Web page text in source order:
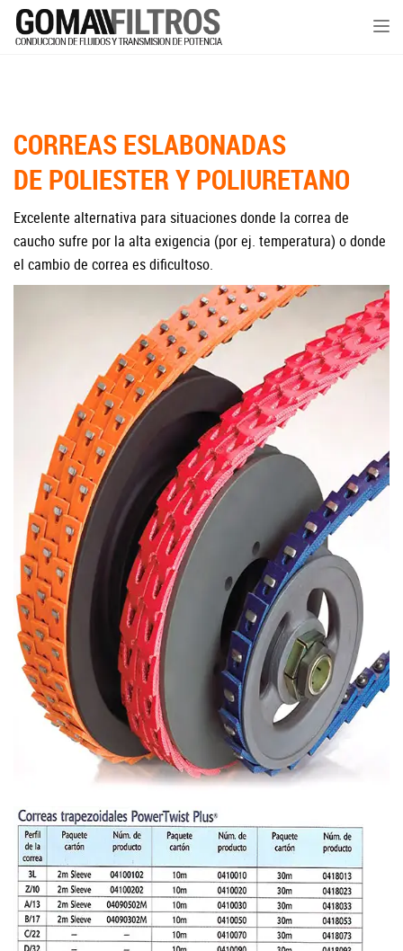
CORREAS ESLABONADAS
DE POLIESTER Y POLIURETANO
Excelente alternativa para situaciones donde la correa de
caucho sufre por la alta exigencia (por ej. temperatura) o donde
el cambio de correa es dificultoso.